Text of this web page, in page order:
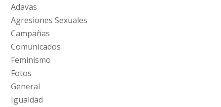
Adavas
Agresiones Sexuales
Campañas
Comunicados
Feminismo
Fotos
General
Igualdad